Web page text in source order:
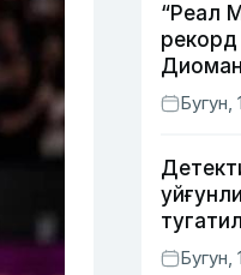
“Реал
рекорд
Бугун,
Бугун,